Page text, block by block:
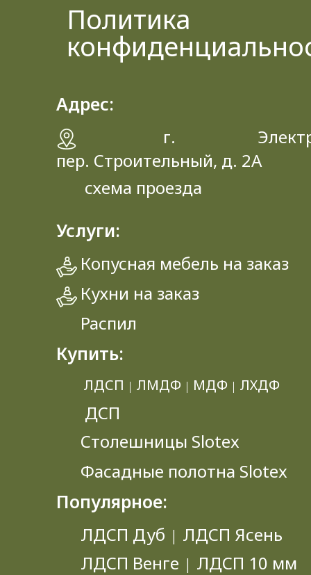
Политика
Адрес:
г.
пер. Строительный, д. 2A
схема проезда
Услуги:
Копусная мебель на заказ
Кухни на заказ
Распил
Купить:
ЛДСП | ЛМДФ | МДФ | ЛХДФ
ДСП
Столешницы Slotex
Фасадные полотна Slotex
Популярное:
ЛДСП Дуб | ЛДСП Ясень
ЛДСП Венге | ЛДСП 10 мм